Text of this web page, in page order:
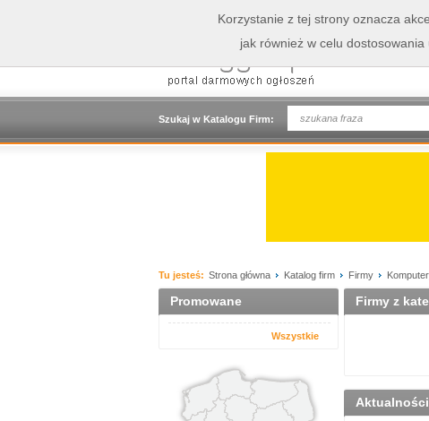
Szukaj w Katalogu Firm:
Tu jesteś: Strona główna Katalog firm Firmy
Promowane
Wszystkie
Firmy z
Aktualności
Korzystanie z tej strony oznacza
jak również w celu